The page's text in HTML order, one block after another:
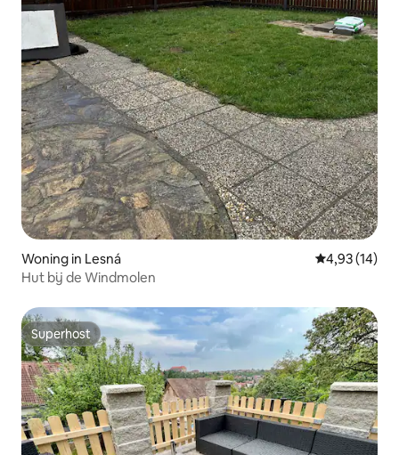
Woning in Lesná Gemiddelde
4,93 (14)
Hut bij de Windmolen
Superhost
Superhost